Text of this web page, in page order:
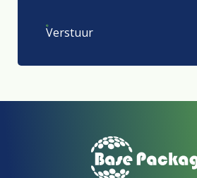
Verstuur